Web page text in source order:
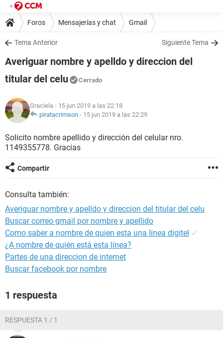
Foros Mensajerías y chat Gmail
Tema Anterior Siguiente Tema
Averiguar nombre y apelldo y direccion del
titular del celu
Cerrado
Graciela - 15 jun 2019 a las 22:18
piratacrimson - 15 jun 2019 a las 22:29
Solicito nombre apellido y dirección del celular nro.
1149355778. Gracias
Compartir
Consulta también:
Averiguar nombre y apelldo y direccion del titular del celu
Buscar correo gmail por nombre y apellido
Como saber a nombre de quien esta una linea digitel ✓
¿A nombre de quién está esta línea?
Partes de una direccion de internet
Buscar facebook por nombre
1 respuesta
RESPUESTA 1 / 1